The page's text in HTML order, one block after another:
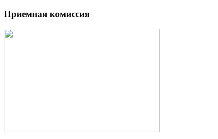
Приемная комиссия